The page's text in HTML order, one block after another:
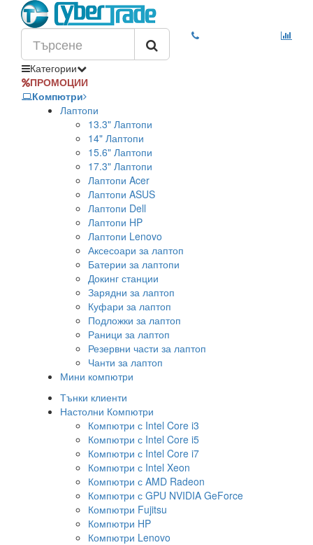
Категории
ПРОМОЦИИ
Компютри
Лаптопи
13.3" Лаптопи
14" Лаптопи
15.6" Лаптопи
17.3" Лаптопи
Лаптопи Acer
Лаптопи ASUS
Лаптопи Dell
Лаптопи HP
Лаптопи Lenovo
Аксесоари за лаптоп
Батерии за лаптопи
Докинг станции
Зарядни за лаптоп
Куфари за лаптоп
Подложки за лаптоп
Раници за лаптоп
Резервни части за лаптоп
Чанти за лаптоп
Мини компютри
Тънки клиенти
Настолни Компютри
Компютри с Intel Core i3
Компютри с Intel Core i5
Компютри с Intel Core i7
Компютри с Intel Xeon
Компютри с AMD Radeon
Компютри с GPU NVIDIA GeForce
Компютри Fujitsu
Компютри HP
Компютри Lenovo